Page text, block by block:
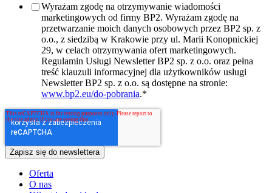
Wyrażam zgodę na otrzymywanie wiadomości
marketingowych od firmy BP2. Wyrażam zgodę na
przetwarzanie moich danych osobowych przez BP2 sp. z
o.o., z siedzibą w Krakowie przy ul. Marii Konopnickiej
29, w celach otrzymywania ofert marketingowych.
Regulamin Usługi Newsletter BP2 sp. z o.o. oraz pełna
treść klauzuli informacyjnej dla użytkowników usługi
Newsletter BP2 sp. z o.o. są dostępne na stronie:
www.bp2.eu/do-pobrania.*
Oferta
O nas